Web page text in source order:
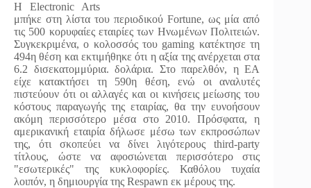
Η Electronic Arts
μπήκε στη λίστα του περιοδικού Fortune, ως μία από
τις 500 κορυφαίες εταιρίες των Ηνωμένων Πολιτειών.
Συγκεκριμένα, ο κολοσσός του gaming κατέκτησε τη
494η θέση και εκτιμήθηκε ότι η αξία της ανέρχεται στα
6.2 δισεκατομμύρια. δολάρια. Στο παρελθόν, η EA
είχε κατακτήσει τη 590η θέση, ενώ οι αναλυτές
πιστεύουν ότι οι αλλαγές και οι κινήσεις μείωσης του
κόστους παραγωγής της εταιρίας, θα την ευνοήσουν
ακόμη περισσότερο μέσα στο 2010. Πρόσφατα, η
αμερικανική εταιρία δήλωσε μέσω των εκπροσώπων
της, ότι σκοπεύει να δίνει λιγότερους third-party
τίτλους, ώστε να αφοσιώνεται περισσότερο στις
"εσωτερικές" της κυκλοφορίες. Καθόλου τυχαία
λοιπόν, η δημιουργία της Respawn εκ μέρους της.